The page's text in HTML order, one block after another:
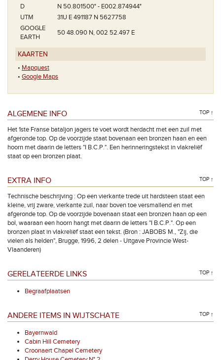
D
N 50.801500° - E002.874944°
UTM
31U E 491187 N 5627758
GOOGLE
EARTH
50 48.090 N, 002 52.497 E
KAARTEN
• Mapquest
• Google Maps
ALGEMENE INFO TOP ↑
Het 1ste Franse bataljon jagers te voet wordt herdacht met een zuil met
afgeronde top. Op de voorzijde staat bovenaan een bronzen haan en een
hoorn met daarin de letters "I B.C.P.". Een herinneringstekst in vlakreliëf
staat op een bronzen plaat.
EXTRA INFO TOP ↑
Technische beschrijving : Op een vierkante trede uit hardsteen staat een
kleine, vrij zware, vierkante zuil, naar boven toe versmallend en met
afgeronde top. Op de voorzijde bovenaan staat een bronzen haan op een
bol, waaraan een hoorn hangt met daarin de letters "I B.C.P.". Op een
bronzen plaat in vlakreliëf staat een tekst. (Bron : JABOBS M., "Zij, die
vielen als helden", Brugge, 1996, 2 delen - Uitgave Provincie West-
Vlaanderen)
GERELATEERDE LINKS TOP ↑
Begraafplaatsen
ANDERE ITEMS IN WIJTSCHATE TOP ↑
Bayernwald
Cabin Hill Cemetery
Croonaert Chapel Cemetery